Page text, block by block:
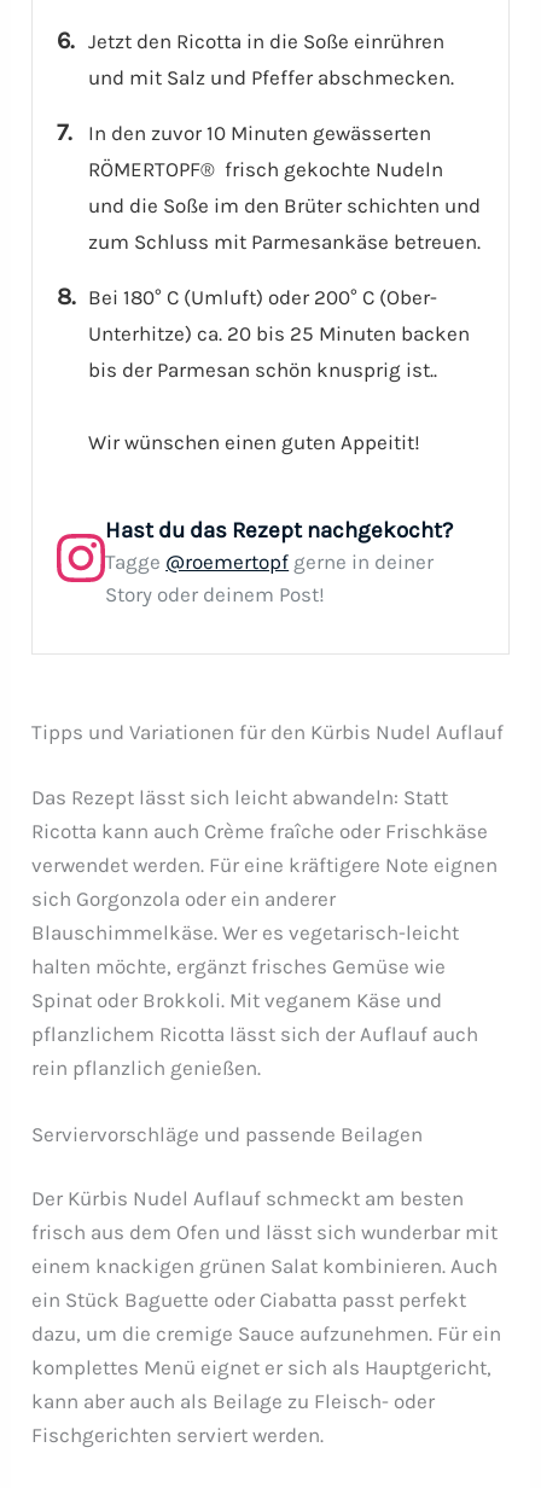
Jetzt den Ricotta in die Soße einrühren
und mit Salz und Pfeffer abschmecken.
In den zuvor 10 Minuten gewässerten
RÖMERTOPF® frisch gekochte Nudeln
und die Soße im den Brüter schichten und
zum Schluss mit Parmesankäse betreuen.
Bei 180° C (Umluft) oder 200° C (Ober-
Unterhitze) ca. 20 bis 25 Minuten backen
bis der Parmesan schön knusprig ist..
Wir wünschen einen guten Appeitit!
Hast du das Rezept nachgekocht?
Tagge @roemertopf gerne in deiner
Story oder deinem Post!
Tipps und Variationen für den Kürbis Nudel Auflauf
Das Rezept lässt sich leicht abwandeln: Statt
Ricotta kann auch Crème fraîche oder Frischkäse
verwendet werden. Für eine kräftigere Note eignen
sich Gorgonzola oder ein anderer
Blauschimmelkäse. Wer es vegetarisch-leicht
halten möchte, ergänzt frisches Gemüse wie
Spinat oder Brokkoli. Mit veganem Käse und
pflanzlichem Ricotta lässt sich der Auflauf auch
rein pflanzlich genießen.
Serviervorschläge und passende Beilagen
Der Kürbis Nudel Auflauf schmeckt am besten
frisch aus dem Ofen und lässt sich wunderbar mit
einem knackigen grünen Salat kombinieren. Auch
ein Stück Baguette oder Ciabatta passt perfekt
dazu, um die cremige Sauce aufzunehmen. Für ein
komplettes Menü eignet er sich als Hauptgericht,
kann aber auch als Beilage zu Fleisch- oder
Fischgerichten serviert werden.